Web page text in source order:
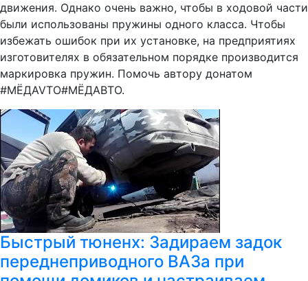
движения. Однако очень важно, чтобы в ходовой части
были использованы пружины одного класса. Чтобы
избежать ошибок при их установке, на предприятиях
изготовителях в обязательном порядке производится
маркировка пружин. Помочь автору донатом
#МЁДAVTO#МЁДАВТО.
Быстрый тюненх: Задираем задок
переднеприводного ВАЗа при